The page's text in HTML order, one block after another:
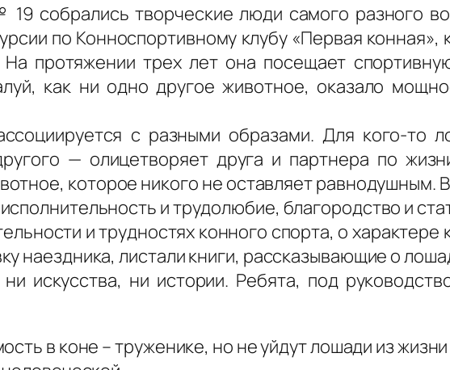
собрались творческие люди самого разного
по Конноспортивному клубу «Первая
протяжении трех лет она посещает
как ни одно другое животное, оказало
с разными образами. Для кого-то
— олицетворяет друга и партнера по
которое никого не оставляет равнодушным.
и трудолюбие, благородство и
и трудностях конного спорта, о
наездника, листали книги, рассказывающие о
искусства, ни истории. Ребята, под
в коне – труженике, но не уйдут лошади из